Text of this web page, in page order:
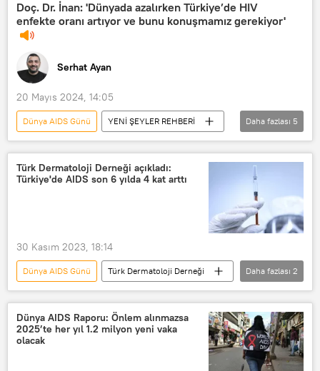
Hastalık
bulaşıcı hastalık
cinsel
Cinsel istismar
Cinsel ilişki
cinsel şiddet
çocuklara yönelik cinsel istismar
Doç. Dr. İnan: 'Dünyada azalırken Türkiye’de HIV
enfekte oranı artıyor ve bunu konuşmamız gerekiyor'
Serhat Ayan
20 Mayıs 2024, 14:05
Dünya AIDS Günü
YENİ ŞEYLER REHBERİ
RADYO
Radyo
AIDS
HIV/AIDS
AIDS testi
Daha fazlası 5
Türk Dermatoloji Derneği açıkladı:
Türkiye'de AIDS son 6 yılda 4 kat arttı
30 Kasım 2023, 18:14
Dünya AIDS Günü
Türk Dermatoloji Derneği
AIDS
TÜRKİYE
Daha fazlası 2
Dünya AIDS Raporu: Önlem alınmazsa
2025’te her yıl 1.2 milyon yeni vaka
olacak